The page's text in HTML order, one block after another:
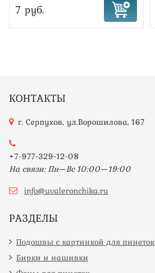
7 руб.
КОНТАКТЫ
г. Серпухов, ул.Ворошилова, 167
+7-977-329-12-08
На связи: Пн—Вс 10:00—19:00
info@uvaleronchika.ru
РАЗДЕЛЫ
Подошвы с картинкой для пинеток
Бирки и нашивки